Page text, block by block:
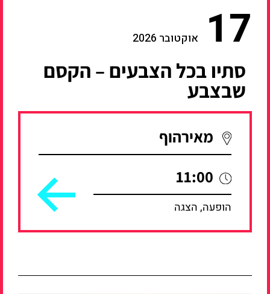
17 אוקטובר 2026
סתיו בכל הצבעים – הקסם
שבצבע
מאירהוף
11:00
הופעה, הצגה